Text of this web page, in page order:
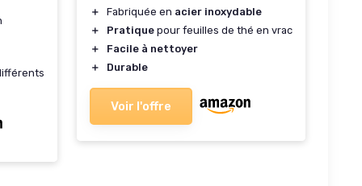
＋ Fabriquée en acier inoxydable
＋
Pratique pour feuilles de thé en vrac
＋
Facile à nettoyer
＋
Durable
Voir l'offre